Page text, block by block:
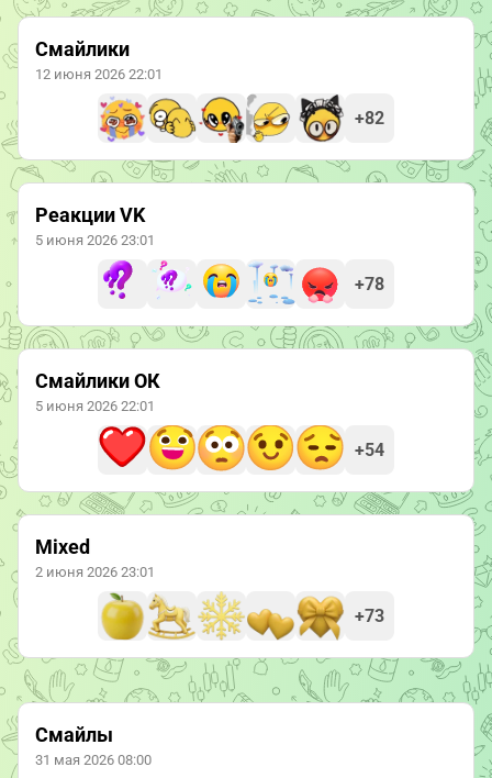
Смайлики
12 июня 2026 22:01
+82
Реакции VK
5 июня 2026 23:01
+78
Смайлики ОК
5 июня 2026 22:01
+54
Mixed
2 июня 2026 23:01
+73
Смайлы
31 мая 2026 08:00